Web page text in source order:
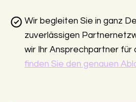
Wir begleiten Sie in ganz
zuverlässigen
wir Ihr Ansprechpartner für
finden Sie den genauen